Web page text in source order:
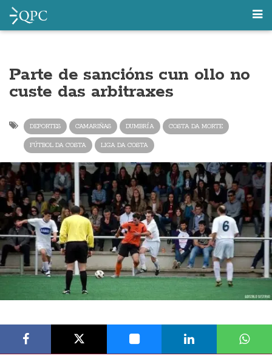
Parte de sancións cun ollo no
custe das arbitraxes
DEPORTES CAMARIÑAS DUMBRÍA COSTA DA MORTE
FÚTBOL DA COSTA LIGA DA COSTA